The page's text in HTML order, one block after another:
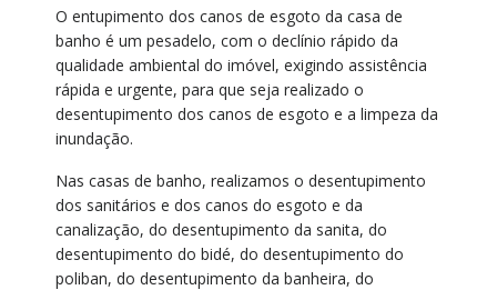
O entupimento dos canos de esgoto da casa de
banho é um pesadelo, com o declínio rápido da
qualidade ambiental do imóvel, exigindo assistência
rápida e urgente, para que seja realizado o
desentupimento dos canos de esgoto e a limpeza da
inundação.
Nas casas de banho, realizamos o desentupimento
dos sanitários e dos canos do esgoto e da
canalização, do desentupimento da sanita, do
desentupimento do bidé, do desentupimento do
poliban, do desentupimento da banheira, do